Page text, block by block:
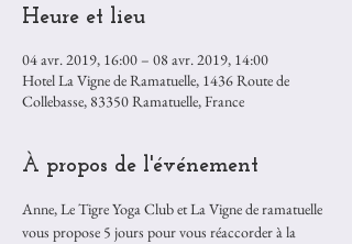
Heure et lieu
04 avr. 2019, 16:00 – 08 avr. 2019, 14:00
Hotel La Vigne de Ramatuelle, 1436 Route de
Collebasse, 83350 Ramatuelle, France
À propos de l'événement
Anne, Le Tigre Yoga Club et La Vigne de ramatuelle
vous propose 5 jours pour vous réaccorder à la